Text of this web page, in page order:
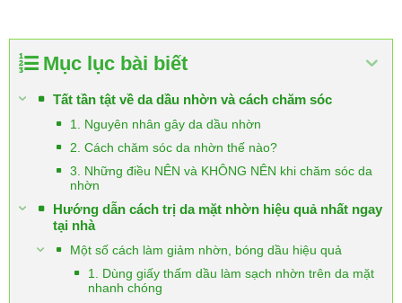
Mục lục bài biết
Tất tần tật về da dầu nhờn và cách chăm sóc
1. Nguyên nhân gây da dầu nhờn
2. Cách chăm sóc da nhờn thế nào?
3. Những điều NÊN và KHÔNG NÊN khi chăm sóc da
nhờn
Hướng dẫn cách trị da mặt nhờn hiệu quả nhất ngay
tại nhà
Một số cách làm giảm nhờn, bóng dầu hiệu quả
1. Dùng giấy thấm dầu làm sạch nhờn trên da mặt
nhanh chóng